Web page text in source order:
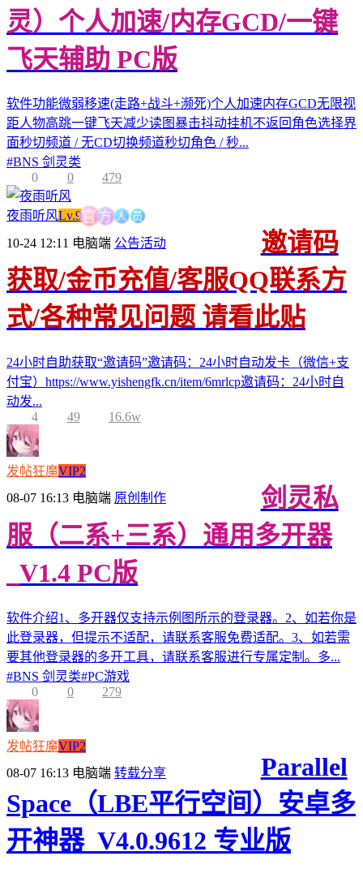
灵）个人加速/内存GCD/一键
飞天辅助 PC版
软件功能微弱移速(走路+战斗+濒死)个人加速内存GCD无限视
距人物高跳一键飞天减少读图暴击抖动挂机不返回角色选择界
面秒切频道 / 无CD切换频道秒切角色 / 秒...
#BNS 剑灵类
0
0 479
夜雨听风Lv.9官方人员
10-24 12:11 电脑端 公告活动
邀请码
获取/金币充值/客服QQ联系方
式/各种常见问题 请看此贴
24小时自助获取“邀请码”邀请码：24小时自动发卡（微信+支
付宝）https://www.yishengfk.cn/item/6mrlcp邀请码：24小时自
动发...
4
49 16.6w
发帖狂魔VIP2
08-07 16:13 电脑端 原创制作
剑灵私
服（二系+三系）通用多开器
_V1.4 PC版
软件介绍1、多开器仅支持示例图所示的登录器。2、如若你是
此登录器，但提示不适配，请联系客服免费适配。3、如若需
要其他登录器的多开工具，请联系客服进行专属定制。多...
#BNS 剑灵类#PC游戏
0
0 279
发帖狂魔VIP2
08-07 16:13 电脑端 转载分享
Parallel
Space（LBE平行空间）安卓多
开神器_V4.0.9612 专业版